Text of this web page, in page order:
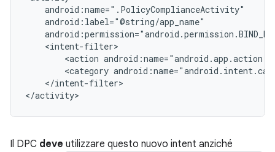
<action
<category
</intent-filter>
Il DPC deve utilizzare questo nuovo intent anziché